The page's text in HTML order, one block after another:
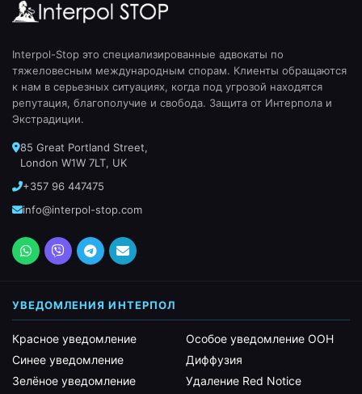
Interpol-Stop это специализированные адвокаты по
тяжеловесным международным спорам. Клиенты обращаются
к нам в серьезных ситуациях, когда под угрозой находятся
репутация, благополучие и свобода. Защита от Интерпола и
Экстрадиции.
85 Great Portland Street,
London W1W 7LT, UK
+357 96 447475
info@interpol-stop.com
УВЕДОМЛЕНИЯ ИНТЕРПОЛ
Красное уведомление
Синее уведомление
Зелёное уведомление
Особое уведомление ООН
Диффузия
Удаление Red Notice